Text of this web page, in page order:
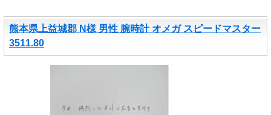
熊本県上益城郡 N様 男性 腕時計 オメガ スピードマスター
3511.80